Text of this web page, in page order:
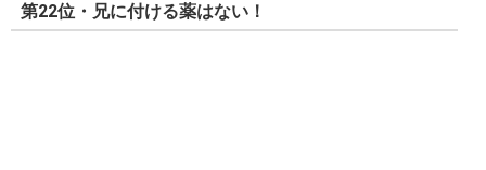
第22位・兄に付ける薬はない！